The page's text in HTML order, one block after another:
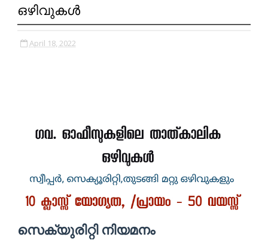
ഒഴിവുകൾ
April 18, 2022
സെക്യുരിറ്റി നിയമനം